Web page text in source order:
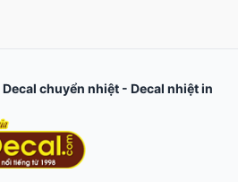
Decal chuyển nhiệt - Decal nhiệt in